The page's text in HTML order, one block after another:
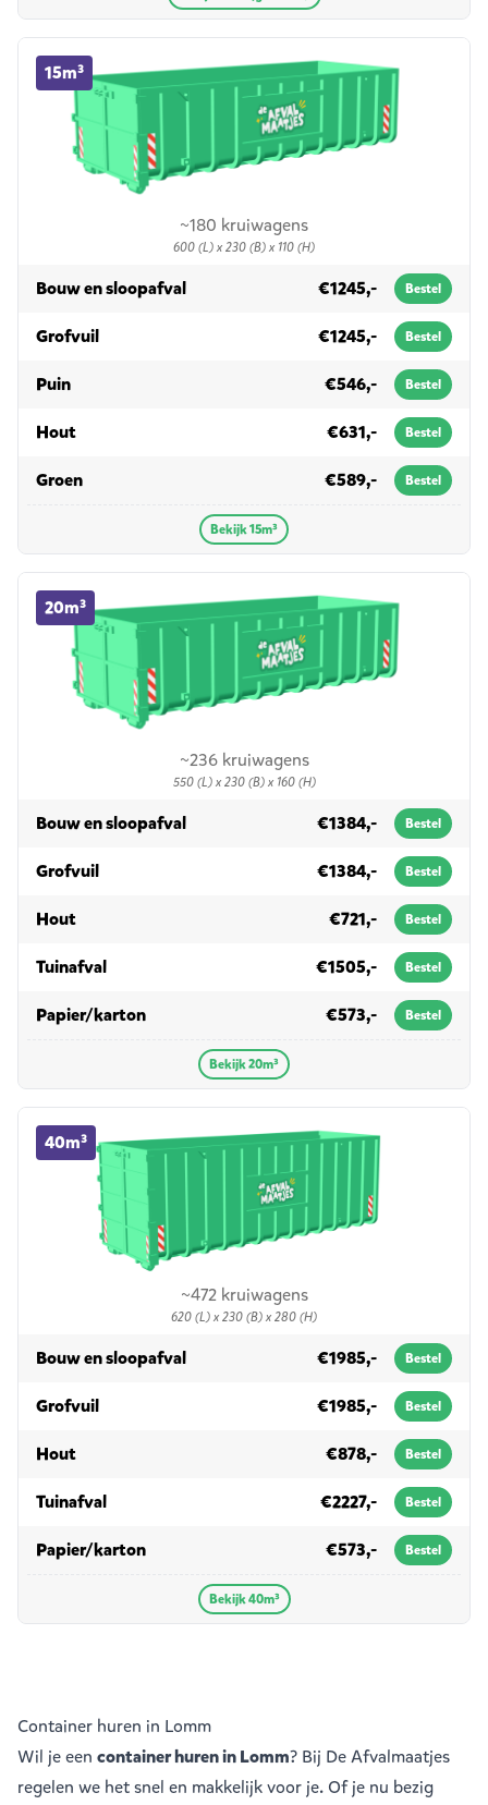
~180 kruiwagens
600 (L) x 230 (B) x 110 (H)
15m³
15m³ container huren
Bouw en sloopafvalin 15m³ €1245,- Bestel
Grofvuilin 15m³ €1245,- Bestel
Puinin 15m³ €546,- Bestel
Houtin 15m³ €631,- Bestel
Groenin 15m³ €589,- Bestel
Bekijk 15m³
~236 kruiwagens
550 (L) x 230 (B) x 160 (H)
20m³
20m³ container huren
Bouw en sloopafvalin 20m³ €1384,- Bestel
Grofvuilin 20m³ €1384,- Bestel
Houtin 20m³ €721,- Bestel
Tuinafvalin 20m³ €1505,- Bestel
Papier/kartonin 20m³ €573,- Bestel
Bekijk 20m³
~472 kruiwagens
620 (L) x 230 (B) x 280 (H)
40m³
40m³ container huren
Bouw en sloopafvalin 40m³ €1985,- Bestel
Grofvuilin 40m³ €1985,- Bestel
Houtin 40m³ €878,- Bestel
Tuinafvalin 40m³ €2227,- Bestel
Papier/kartonin 40m³ €573,- Bestel
Bekijk 40m³
Container huren in Lomm
Wil je een container huren in Lomm? Bij De Afvalmaatjes
regelen we het snel en makkelijk voor je. Of je nu bezig